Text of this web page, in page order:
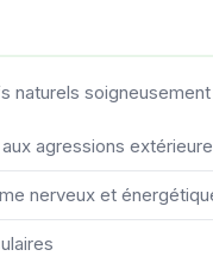
naturels
agressions
nerveux et